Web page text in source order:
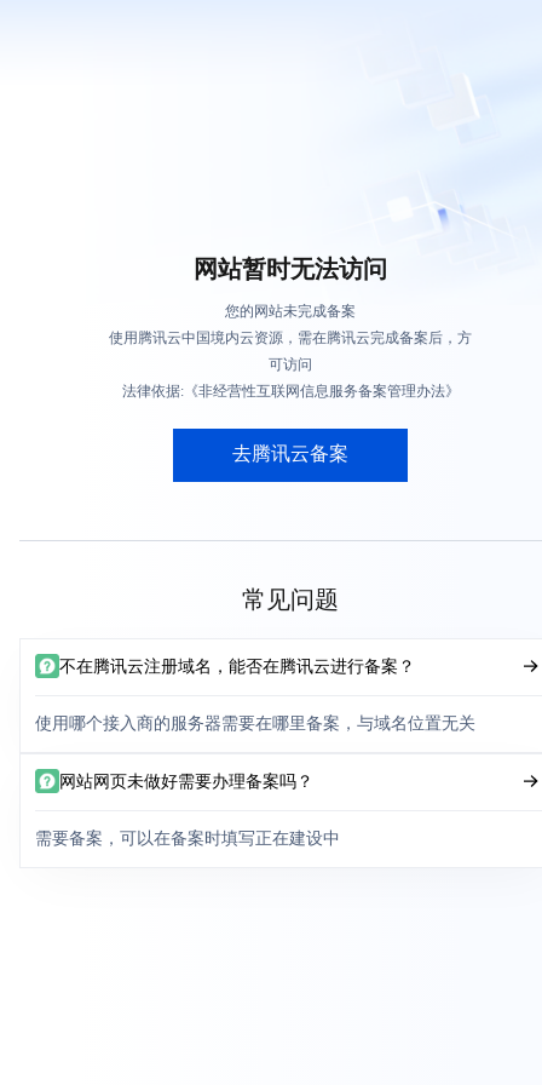
网站暂时无法访问
您的网站未完成备案
使用腾讯云中国境内云资源，需在腾讯云完成备案后，方
可访问
法律依据:《非经营性互联网信息服务备案管理办法》
去腾讯云备案
常见问题
不在腾讯云注册域名，能否在腾讯云进行备案？
使用哪个接入商的服务器需要在哪里备案，与域名位置无关
网站网页未做好需要办理备案吗？
需要备案，可以在备案时填写正在建设中